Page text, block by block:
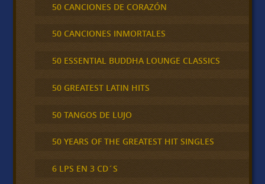
50 CANCIONES DE CORAZÓN
50 CANCIONES INMORTALES
50 ESSENTIAL BUDDHA LOUNGE CLASSICS
50 GREATEST LATIN HITS
50 TANGOS DE LUJO
50 YEARS OF THE GREATEST HIT SINGLES
6 LPS EN 3 CD´S